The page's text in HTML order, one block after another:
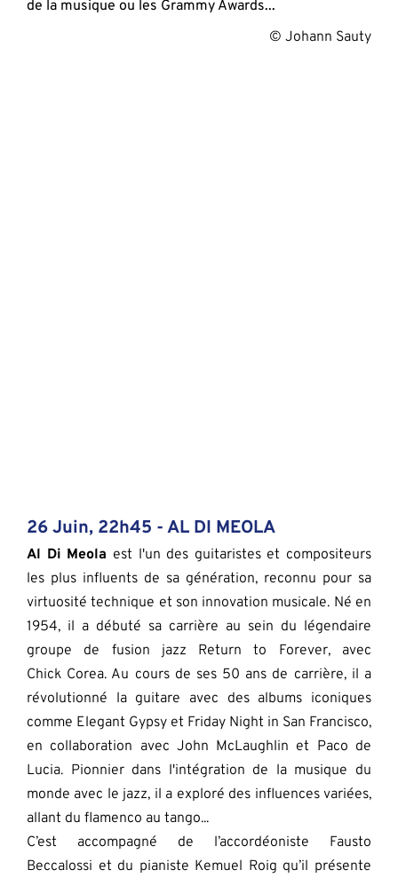
de la musique ou les Grammy Awards...
© Johann Sauty
26 Juin, 22h45 - AL DI MEOLA
Al Di Meola est l'un des guitaristes et compositeurs
les plus influents de sa génération, reconnu pour sa
virtuosité technique et son innovation musicale. Né en
1954, il a débuté sa carrière au sein du légendaire
groupe de fusion jazz Return to Forever, avec
Chick Corea. Au cours de ses 50 ans de carrière, il a
révolutionné la guitare avec des albums iconiques
comme Elegant Gypsy et Friday Night in San Francisco,
en collaboration avec John McLaughlin et Paco de
Lucia. Pionnier dans l'intégration de la musique du
monde avec le jazz, il a exploré des influences variées,
allant du flamenco au tango...
C’est accompagné de l’accordéoniste Fausto
Beccalossi et du pianiste Kemuel Roig qu’il présente